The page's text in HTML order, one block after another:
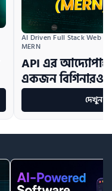
AI Driven Full Stack Web
MERN
API এর
একজন বিগিনারও
দেখুন